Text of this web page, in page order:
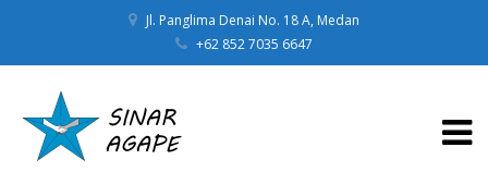
Jl. Panglima Denai No. 18 A, Medan
+62 852 7035 6647